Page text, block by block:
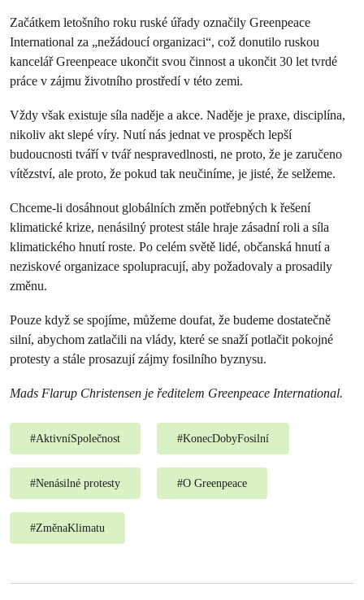
Začátkem letošního roku ruské úřady označily Greenpeace
International za „nežádoucí organizaci“, což donutilo ruskou
kancelář Greenpeace ukončit svou činnost a ukončit 30 let tvrdé
práce v zájmu životního prostředí v této zemi.
Vždy však existuje síla naděje a akce. Naděje je praxe, disciplína,
nikoliv akt slepé víry. Nutí nás jednat ve prospěch lepší
budoucnosti tváří v tvář nespravedlnosti, ne proto, že je zaručeno
vítězství, ale proto, že pokud tak neučiníme, je jisté, že selžeme.
Chceme-li dosáhnout globálních změn potřebných k řešení
klimatické krize, nenásilný protest stále hraje zásadní roli a síla
klimatického hnutí roste. Po celém světě lidé, občanská hnutí a
neziskové organizace spolupracují, aby požadovaly a prosadily
změnu.
Pouze když se spojíme, můžeme doufat, že budeme dostatečně
silní, abychom zatlačili na vlády, které se snaží potlačit pokojné
protesty a stále prosazují zájmy fosilního byznysu.
Mads Flarup Christensen je ředitelem Greenpeace International.
#AktivníSpolečnost #KonecDobyFosilní
#Nenásilné protesty #O Greenpeace
#ZměnaKlimatu